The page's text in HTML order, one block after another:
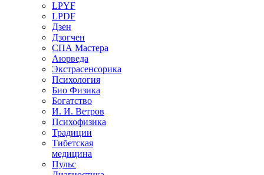
LPYF
LPDF
Дзен
Дзогчен
СПА Мастера
Аюрведа
Экстрасенсорика
Психология
Био Физика
Богатство
И. И. Ветров
Психофизика
Традиции
Тибетская
медицина
Пульс